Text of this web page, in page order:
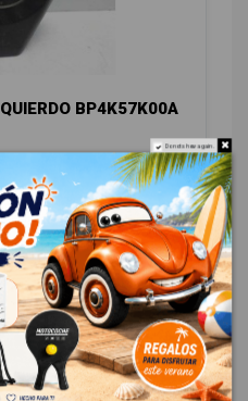
BP4K57K00A
Do not show again.